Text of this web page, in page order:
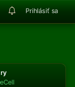
Prihlásiť sa